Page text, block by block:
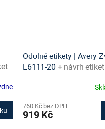
Odolné etikety | Avery
L6111-20 + návrh
760 Kč bez DPH
919 Kč